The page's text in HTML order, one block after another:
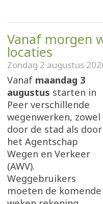
Vanaf morgen
locaties
Zondag 2 augustus
Vanaf maandag 3
augustus starten in
Peer verschillende
wegenwerken, zowel
door de stad als door
het Agentschap
Wegen en Verkeer
(AWV).
Weggebruikers
moeten de komende